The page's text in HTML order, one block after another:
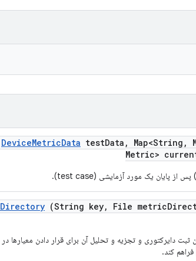
DeviceMetricData testData , Map<String ,
Metric>
Directory (String key, File metric
ثبت دایرکتوری و تجزیه و تحلیل آن برای قرار دادن معیارها در
فراهم کند.